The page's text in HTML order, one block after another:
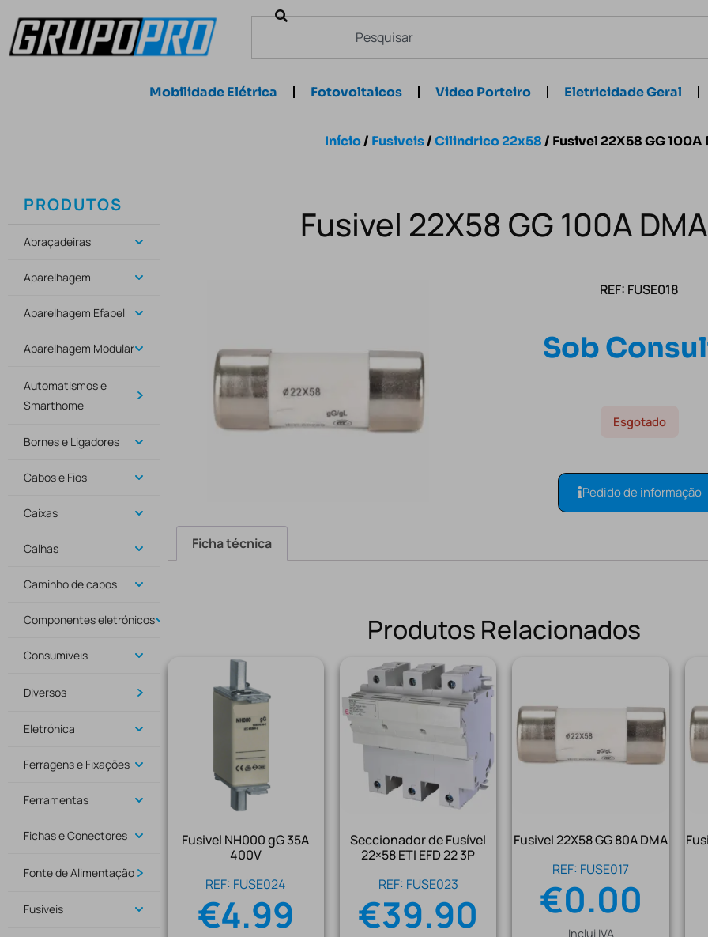
Mobilidade Elétrica Fotovoltaicos Video Porteiro Eletricidade Geral
Início/ Fusiveis/Cilindrico 22x58/ Fusivel 22X58 GG 100A
PRODUTOS
Abraçadeiras
Aparelhagem
Aparelhagem Efapel
Aparelhagem Modular
Automatismos e
Smarthome
Bornes e Ligadores
Cabos e Fios
Caixas
Calhas
Caminho de cabos
Componentes eletrónicos
Consumiveis
Diversos
Eletrónica
Ferragens e Fixações
Ferramentas
Fichas e Conectores
Fonte de Alimentação
Fusiveis
Fusivel 22X58 GG 100A DMA
REF: FUSE018
Sob
Esgotado
Pedido de informação
Ficha técnica
Produtos Relacionados
Fusivel NH000 gG 35A
400V
REF: FUSE024
€4.99
Seccionador de Fusível
22×58 ETI EFD 22 3P
REF: FUSE023
€39.90
Fusivel 22X58 GG 80A DMA
REF: FUSE017
€0.00
Inclui IVA